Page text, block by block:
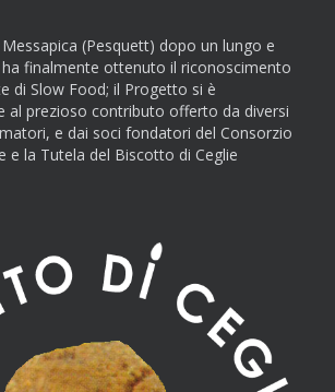
(Pesquett) dopo un lungo e
finalmente ottenuto il riconoscimento
di Slow Food; il Progetto si è
al prezioso contributo offerto da diversi
e dai soci fondatori del Consorzio
e la Tutela del Biscotto di Ceglie